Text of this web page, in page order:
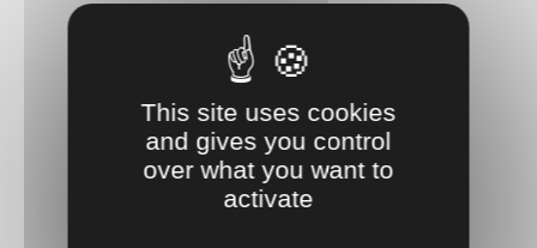
This site uses cookies
and gives you control
over what you want to
activate